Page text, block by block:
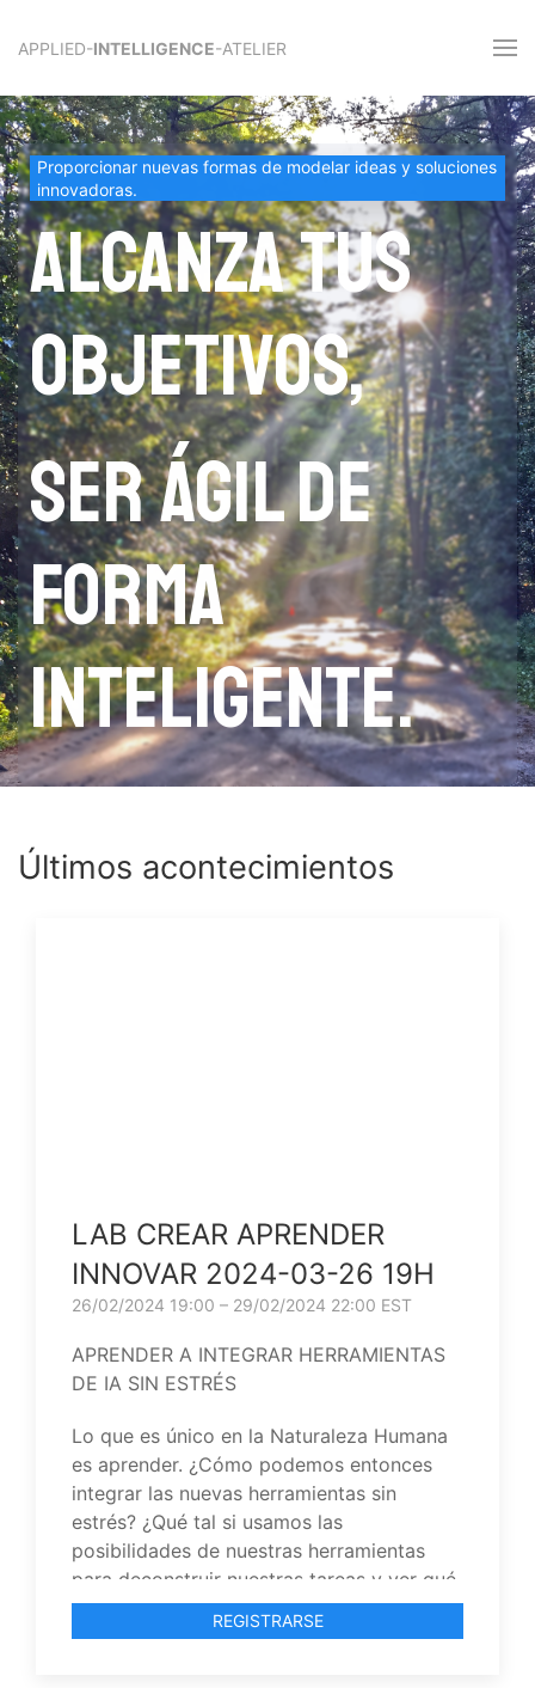
APPLIED-INTELLIGENCE-ATELIER
Proporcionar nuevas formas de modelar ideas y soluciones
innovadoras.
Alcanza tus
objetivos,
ser ágil de
forma
inteligente.
Últimos acontecimientos
LAB CREAR APRENDER
INNOVAR 2024-03-26 19H
26/02/2024 19:00 – 29/02/2024 22:00 EST
APRENDER A INTEGRAR HERRAMIENTAS
DE IA SIN ESTRÉS
Lo que es único en la Naturaleza Humana
es aprender. ¿Cómo podemos entonces
integrar las nuevas herramientas sin
estrés? ¿Qué tal si usamos las
posibilidades de nuestras herramientas
para deconstruir nuestras tareas y ver qué
puede hacer cada persona mejor?
REGISTRARSE